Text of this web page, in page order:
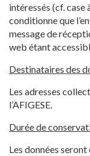
intéressés (cf. case
conditionne que
message de
web étant
Destinataires des
Les adresses
l’AFIGESE.
Durée de
Les données